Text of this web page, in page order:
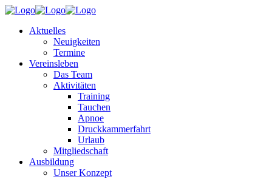
Aktuelles
Neuigkeiten
Termine
Vereinsleben
Das Team
Aktivitäten
Training
Tauchen
Apnoe
Druckkammerfahrt
Urlaub
Mitgliedschaft
Ausbildung
Unser Konzept